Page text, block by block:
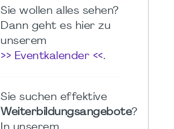
Sie wollen alles sehen?
Dann geht es hier zu
unserem
>> Eventkalender <<.
Sie suchen effektive
Weiterbildungsangebote?